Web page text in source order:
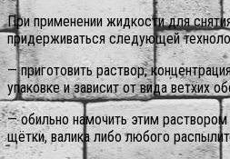
При применении жидкости для
придерживаться следующей
— приготовить раствор,
упаковке и зависит от вида ветхих
— обильно намочить этим
щётки, валика либо любого